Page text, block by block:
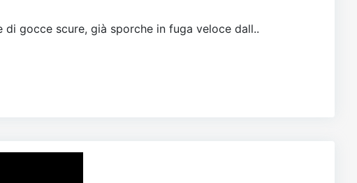
gocce scure, già sporche in fuga veloce dall..